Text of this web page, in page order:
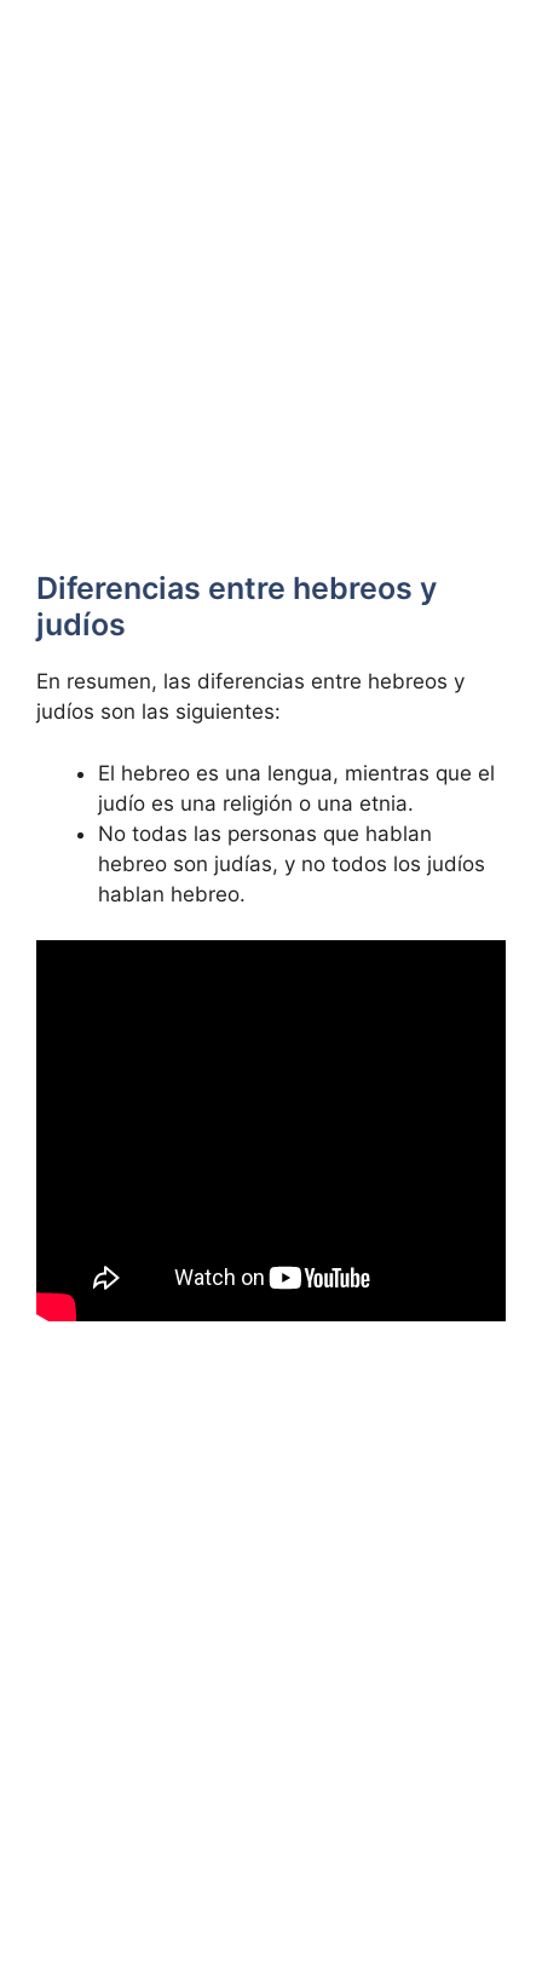
Diferencias entre hebreos y
judíos
En resumen, las diferencias entre hebreos y
judíos son las siguientes:
El hebreo es una lengua, mientras que el
judío es una religión o una etnia.
No todas las personas que hablan
hebreo son judías, y no todos los judíos
hablan hebreo.